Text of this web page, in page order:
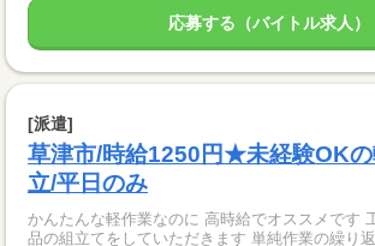
応募する（バイトル求人）
[派遣]
草津市/時給1250円★未経験OKの
立/平日のみ
かんたんな軽作業なのに 高時給でオススメです
品の組立てをしていただきます 単純作業の繰り